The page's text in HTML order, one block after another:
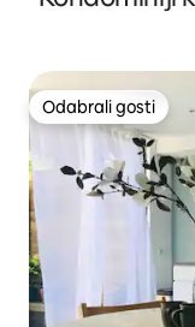
Odabrali gosti
Odabrali gosti